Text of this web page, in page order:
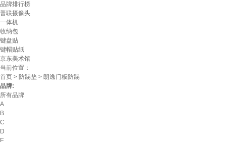
品牌排行榜
普联摄像头
一体机
收纳包
键盘贴
键帽贴纸
京东美术馆
当前位置：
首页 > 防踢垫 > 朗逸门板防踢
品牌:
所有品牌
A
B
C
D
E